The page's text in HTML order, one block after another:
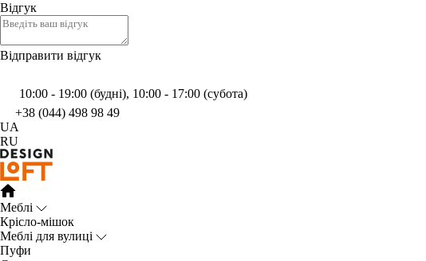
Відгук
Відправити відгук
10:00 - 19:00 (будні), 10:00 - 17:00 (субота)
+38 (044) 498 98 49
UA
RU
Меблі
Крісло-мішок
Меблі для вулиці
Пуфи